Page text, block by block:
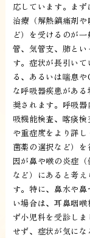
応しています。ま
治療（解熱鎮痛剤
ど）を受けるのが
管、気管支、肺と
す。症状が長引い
る、あるいは喘息
な呼吸器疾患があ
奨されます。呼吸
吸機能検査、喀痰
や重症度をより詳
菌薬の選択など）
因が鼻や喉の炎症
など）にあると考
す。特に、鼻水や
い場合は、耳鼻咽
ず小児科を受診し
せず、症状が気に